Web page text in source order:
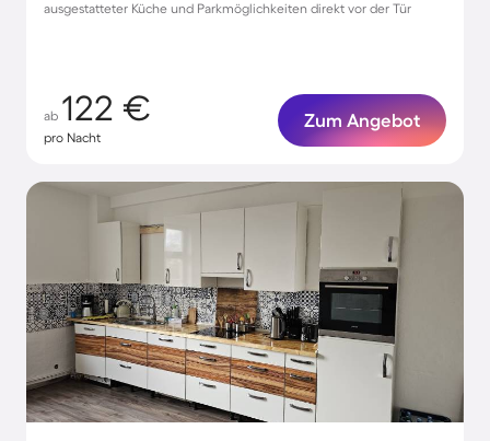
ausgestatteter Küche und Parkmöglichkeiten direkt vor der Tür
ab 122 €
pro Nacht
Zum Angebot